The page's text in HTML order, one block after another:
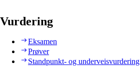
Vurdering
Eksamen
Prøver
Standpunkt- og underveisvurdering